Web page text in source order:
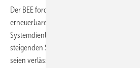
Der BEE fordert insbesondere, die
erneuerbare Energien beizubehalten und
Systemdienlichkeit und Flexibilität
steigenden Strombedarfs durch
seien verlässliche Ausbaupfade